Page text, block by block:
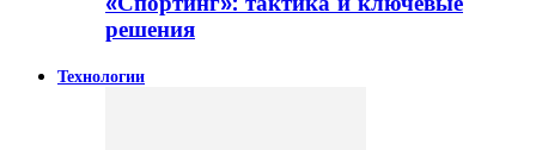
решения
Технологии